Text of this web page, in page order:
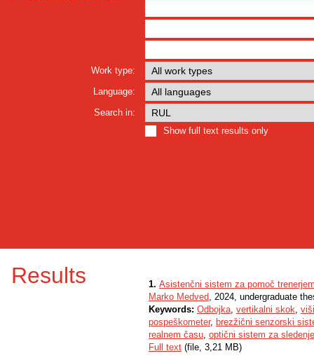
Work type:
Language:
Search in:
Show full text results only
Results 1. Asistenčni sistem za pomoč
Marko Medved, 2024, undergraduate
Keywords: Odbojka, vertikalni skok,
pospeškometer, brezžični senzorski
realnem času, optični sistem za
Full text (file, 3,21 MB)